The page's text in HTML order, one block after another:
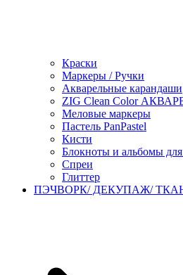
Краски
Маркеры / Ручки
Акварельные карандаши
ZIG Clean Color
Меловые маркеры
Пастель PanPastel
Кисти
Блокноты и альбомы для
Спреи
Глиттер
ПЭЧВОРК/ ДЕКУПАЖ/